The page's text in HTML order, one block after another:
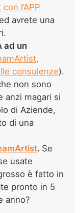
l’APP
avrete una
ad un
consulenze).
non sono
anzi magari si
di Aziende,
di una
. Se
usate
è fatto in
pronto in 5
anno?